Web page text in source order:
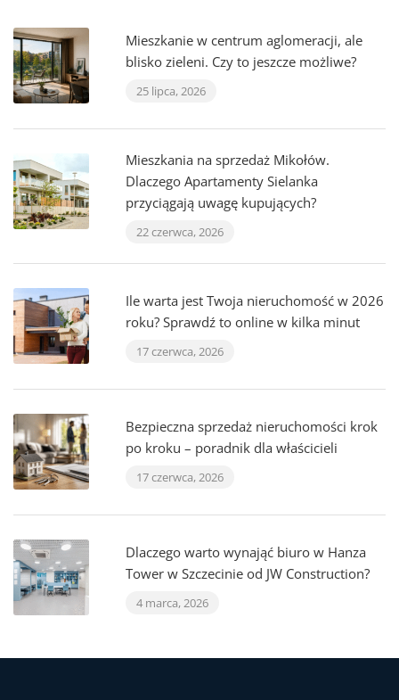
Mieszkanie w centrum aglomeracji, ale
blisko zieleni. Czy to jeszcze możliwe?
25 lipca, 2026
Mieszkania na sprzedaż Mikołów.
Dlaczego Apartamenty Sielanka
przyciągają uwagę kupujących?
22 czerwca, 2026
Ile warta jest Twoja nieruchomość w 2026
roku? Sprawdź to online w kilka minut
17 czerwca, 2026
Bezpieczna sprzedaż nieruchomości krok
po kroku – poradnik dla właścicieli
17 czerwca, 2026
Dlaczego warto wynająć biuro w Hanza
Tower w Szczecinie od JW Construction?
4 marca, 2026